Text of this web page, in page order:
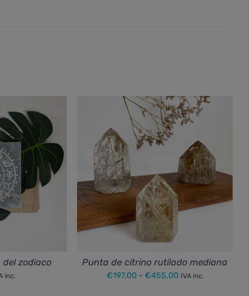
zodiaco
inc.
Punta de citrino rutilado mediana
€197,00 - €455,00Rango
IVA inc.